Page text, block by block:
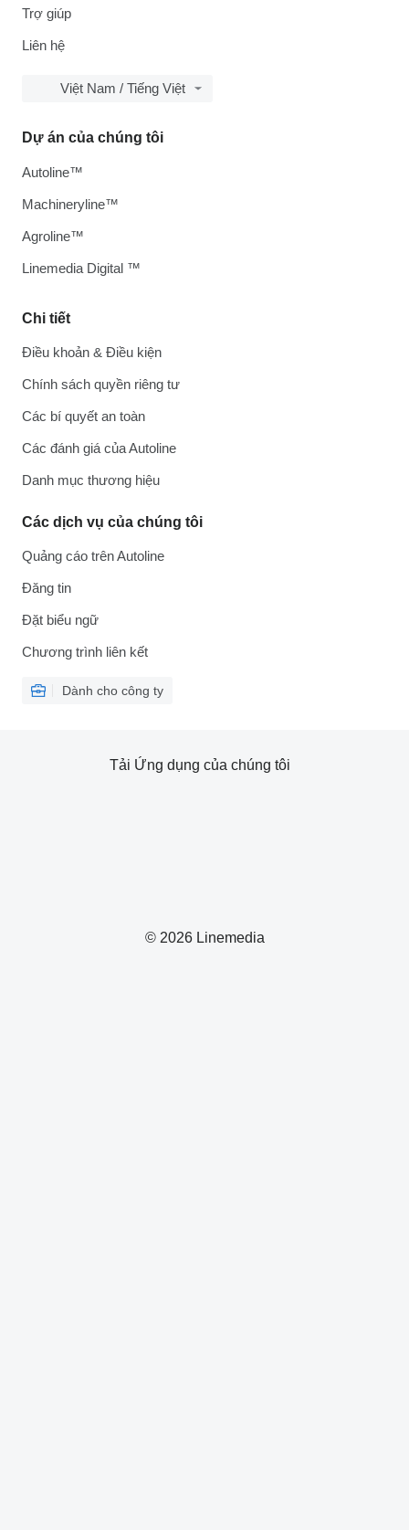
Trợ giúp
Liên hệ
Việt Nam / Tiếng Việt
Chi tiết
Điều khoản & Điều kiện
Chính sách quyền riêng tư
Các bí quyết an toàn
Các đánh giá của Autoline
Danh mục thương hiệu
Các dịch vụ của chúng tôi
Quảng cáo trên Autoline
Đăng tin
Đặt biểu ngữ
Chương trình liên kết
Dành cho công ty
Dự án của chúng tôi
Autoline™
Machineryline™
Agroline™
Linemedia Digital ™
© 2026 Linemedia
Tải Ứng dụng của chúng tôi